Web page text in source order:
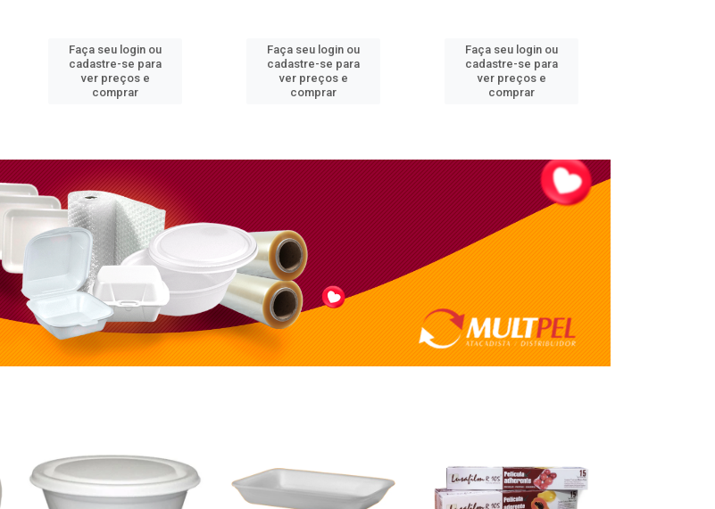
Faça seu login ou
cadastre-se para
ver preços e
comprar
Faça seu login ou
cadastre-se para
ver preços e
comprar
Faça seu login ou
cadastre-se para
ver preços e
comprar